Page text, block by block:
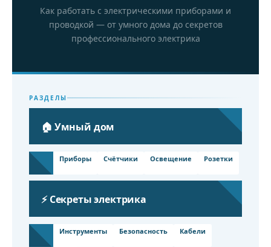
Как работать с электрическими приборами и
проводкой — от умного дома до секретов
профессионального электрика
РАЗДЕЛЫ
🏠 Умный дом
Приборы Счётчики Освещение Розетки
⚡ Секреты электрика
Инструменты Безопасность Кабели